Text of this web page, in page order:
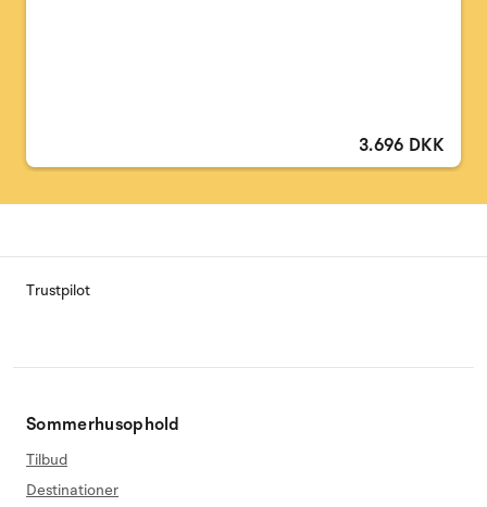
3.696 DKK
Trustpilot
Sommerhusophold
Tilbud
Destinationer